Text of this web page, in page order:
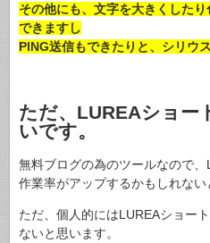
その他にも、文字を大きくした
できますし
PING送信もできたりと、シリウ
ただ、LUREAショー
いです。
無料ブログの為のツールなので
作業率がアップするかもしれない
ただ、個人的にはLUREAショー
ないと思います。